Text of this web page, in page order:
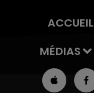
ACCUEIL
MÉDIAS